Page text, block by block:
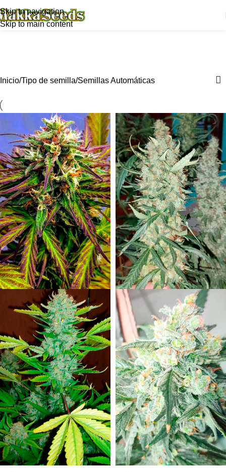
Skip to navigation
Skip to main content
Inicio Tipo de semilla Semillas Automáticas